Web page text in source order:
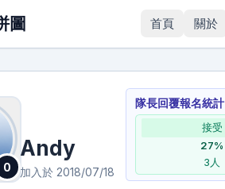
圖 首頁 關於
0
Andy
加入於 2018/07/18
隊長回覆報名統計
接受
27%
3 人